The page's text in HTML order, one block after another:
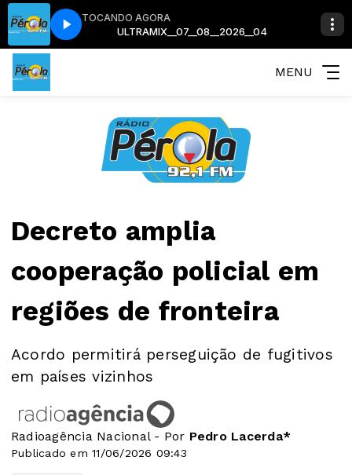
TOCANDO AGORA
ULTRAMIX__07__08__2026__04
MENU
Decreto amplia
cooperação policial em
regiões de fronteira
Acordo permitirá perseguição de fugitivos
em países vizinhos
Radioagência Nacional - Por Pedro Lacerda*
Publicado em 11/06/2026 09:43